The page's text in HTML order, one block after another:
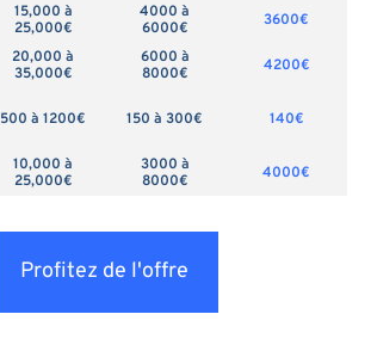
15,000 à
25,000€
4000 à
6000€
3600€
20,000 à
35,000€
6000 à
8000€
4200€
500 à 1200€ 150 à 300€ 140€
10,000 à
25,000€
3000 à
8000€
4000€
Profitez de l'offre